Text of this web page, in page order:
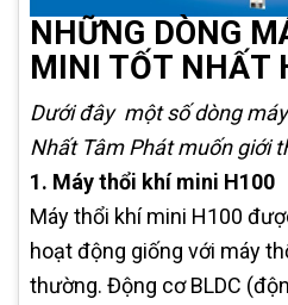
NHỮNG DÒNG
MINI TỐT NHẤT
Dưới đây một số dòng
Nhất Tâm Phát muốn giới
1. Máy thổi khí mini H100
Máy thổi khí mini H100
hoạt động giống với máy
thường. Động cơ BLDC